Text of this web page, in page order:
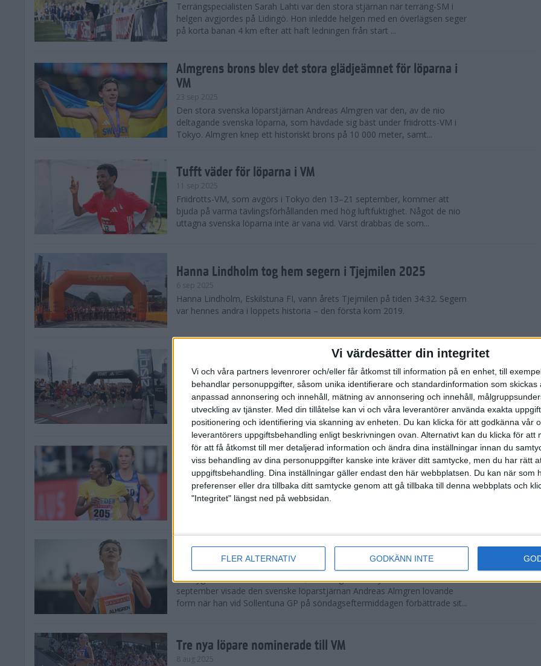
Vi värdesätter din integritet
Vi och våra partners levenrorer och/eller får åtkomst till information på en enhet, till
behandlar personuppgifter, såsom unika identifierare och standardinformation som skickas
anpassad annonsering och innehåll, mätning av annonsering och innehåll,
utveckling av tjänster. Med din tillåtelse kan vi och våra leverantörer använda exakta
positionering och identifiering via skanning av enheten. Du kan klicka för att godkänna vår
leverantörers uppgiftsbehandling enligt beskrivningen ovan. Alternativt kan du klicka för att
för att få åtkomst till mer detaljerad information och ändra dina inställningar innan du
viss behandling av dina personuppgifter kanske inte kräver ditt samtycke, men du har rätt
uppgiftsbehandling. Dina inställningar gäller endast den här webbplatsen. Du kan när som
preferenser eller dra tillbaka ditt samtycke genom att gå tillbaka till denna webbplats och
"Integritet" längst ned på webbsidan.
FLER ALTERNATIV GODKÄNN INTE
Terrängspecialisten Sarah Lahti var den stora stjärnan när terräng-SM i
helgen avgjordes på Lidingö. Hon inledde helgen med en överlägsen seger
på korta banan 4 km efter att haft ledningen från start ...
Almgrens brons blev det stora glädjeämnet för löparna i
VM
23 sep 2025
Den stora svenska löparstjärnan Andreas Almgren var den, av de nio
deltagande svenska löparna, som hävdade sig bäst under friidrotts-VM i
Tokyo. Almgren knep ett historiskt brons på 10 000 meter, samt...
Tufft väder för löparna i VM
11 sep 2025
Friidrotts-VM, som avgörs i Tokyo den 13–21 september, kommer att
bjuda på varma tävlingsförhållanden med hög luftfuktighet. Något de nio
uttagna svenska löparna inte är vana vid. Värst drabbas de som...
Hanna Lindholm tog hem segern i Tjejmilen 2025
6 sep 2025
Hanna Lindholm, Eskilstuna FI, vann årets Tjejmilen på tiden 34:32. Segern
var hennes andra i loppets historia – den första kom 2019.
Snabbaste segertiden på 12 år i rekordstort adidas
Stockholm Halvmaraton
30 aug 2025
Ett slutsålt och rekordstort adidas Stockholm Halvmaraton avgjordes i
nästintill perfekt löparväder. 18 grader, mulet och väldigt lite vind. Totalt
var 19,866 löpare anmälda, varav 15,807 kom till sta...
Löparna viktiga när Sverige vann Finnkampen
26 aug 2025
Den hundrade upplagan av Finnkampen, världens äldsta och största
landskamp i friidrott, avgjordes inför fullsatta läktare på Stockholms
Svenskt rekord när Almgren testade VM-formen
En dryg månad före friidrotts-VM, som avgörs i Tokyo den 13-21
september visade den svenske löparstjärnan Andreas Almgren lovande
form när han vid Sollentuna GP på söndagseftermiddagen förbättrade sit...
Tre nya löpare nominerade till VM
8 aug 2025